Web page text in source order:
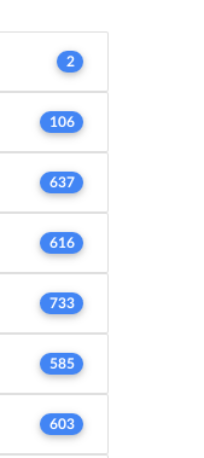
2
106
637
616
733
585
603